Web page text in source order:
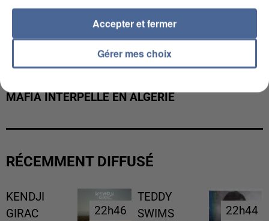
MAFIA INTERPELLÉ EN ALGÉRIE
RÉCEMMENT DIFFUSÉ
KENDJI
GIRAC
22h46
22h46
TEDDY
SWIMS
22h44
22h44
Gérer mes choix
Accepter et fermer